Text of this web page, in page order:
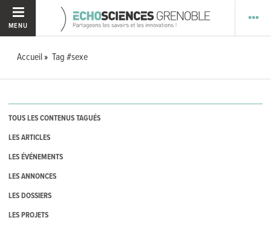
MENU
Accueil Tag #sexe
TOUS LES CONTENUS TAGUÉS
LES ARTICLES
LES ÉVÉNEMENTS
LES ANNONCES
LES DOSSIERS
LES PROJETS